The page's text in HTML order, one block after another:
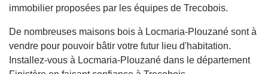
immobilier proposées par les équipes de Trecobois.
De nombreuses maisons bois à Locmaria-Plouzané sont à
vendre pour pouvoir bâtir votre futur lieu d'habitation.
Installez-vous à Locmaria-Plouzané dans le département